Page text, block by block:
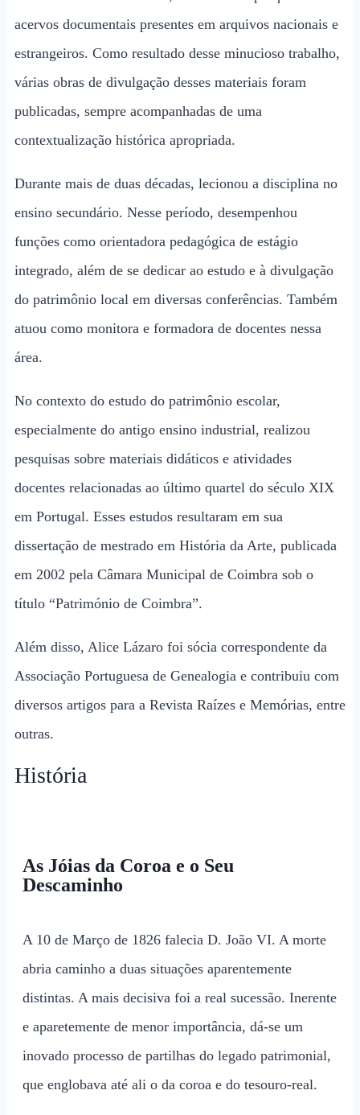
acervos documentais presentes em arquivos nacionais e
estrangeiros. Como resultado desse minucioso trabalho,
várias obras de divulgação desses materiais foram
publicadas, sempre acompanhadas de uma
contextualização histórica apropriada.
Durante mais de duas décadas, lecionou a disciplina no
ensino secundário. Nesse período, desempenhou
funções como orientadora pedagógica de estágio
integrado, além de se dedicar ao estudo e à divulgação
do patrimônio local em diversas conferências. Também
atuou como monitora e formadora de docentes nessa
área.
No contexto do estudo do patrimônio escolar,
especialmente do antigo ensino industrial, realizou
pesquisas sobre materiais didáticos e atividades
docentes relacionadas ao último quartel do século XIX
em Portugal. Esses estudos resultaram em sua
dissertação de mestrado em História da Arte, publicada
em 2002 pela Câmara Municipal de Coimbra sob o
título “Património de Coimbra”.
Além disso, Alice Lázaro foi sócia correspondente da
Associação Portuguesa de Genealogia e contribuiu com
diversos artigos para a Revista Raízes e Memórias, entre
outras.
História
As Jóias da Coroa e o Seu
Descaminho
A 10 de Março de 1826 falecia D. João VI. A morte
abria caminho a duas situações aparentemente
distintas. A mais decisiva foi a real sucessão. Inerente
e aparetemente de menor importância, dá-se um
inovado processo de partilhas do legado patrimonial,
que englobava até ali o da coroa e do tesouro-real.